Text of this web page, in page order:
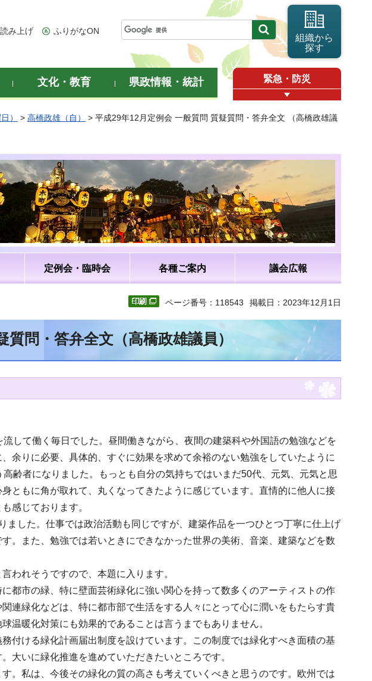
み上げ ふりがなON
組織から
探す
文化・教育 県政情報・統計 緊急・防災
） > 高橋政雄（自）
> 平成29年12月定例会 一般質問 質疑質問・答弁全文 （高橋政雄議
定例会・臨時会 各種ご案内 議会広報
ページ番号：118543 掲載日：2023年12月1日
問・答弁全文（高橋政雄議員）
して働く毎日でした。昼間働きながら、夜間の建築科や外国語の勉強などを
余りに必要、具体的、すぐに効果を求めて余裕のない勉強をしていたように
齢者になりました。もっとも自分の気持ちではいまだ50代、元気、元気と思
ともに角が取れて、丸くなってきたように感じています。直情的に他人に接
感じております。
ました。仕事では政治活動も同じですが、建築作品を一つひとつ丁寧に仕上げ
。また、勉強では若いときにできなかった世界の美術、音楽、建築などを数
われそうですので、本題に入ります。
都市の緑、特に壁面芸術緑化に強い関心を持って数多くのアーティストの作
連緑化などは、特に都市部で生活をする人々にとって心に潤いをもたらす貴
温暖化対策にも効果的であることは言うまでもありません。
付ける緑化計画届出制度を設けています。この制度では緑化すべき面積の基
大いに緑化推進を進めていただきたいところです。
。私は、今後その緑化の質の高さも考えていくべきと思うのです。欧州では